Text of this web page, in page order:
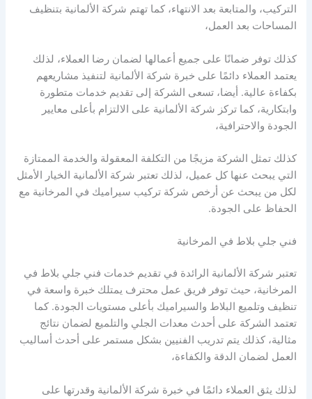
التركيب، والمتابعة بعد الانتهاء، كما تهتم شركة الألمانية بتنظيف
المساحات بعد العمل،
كذلك توفر ضمانًا على جميع أعمالها لضمان رضا العملاء، لذلك
يعتمد العملاء دائمًا على خبرة شركة الألمانية لتنفيذ مشاريعهم
بكفاءة عالية. أيضا، تسعى الشركة إلى تقديم خدمات متطورة
وابتكارية، كما تركز شركة الألمانية على الالتزام بأعلى معايير
الجودة والاحترافية،
كذلك تمثل الشركة مزيجًا من التكلفة المعقولة والخدمة الممتازة
التي يبحث عنها كل عميل، لذلك تعتبر شركة الألمانية الخيار الأمثل
لكل من يبحث عن أرخص شركة تركيب سيراميك في المرخانية مع
الحفاظ على الجودة.
فني جلي بلاط في المرخانية
تعتبر شركة الألمانية الرائدة في تقديم خدمات فني جلي بلاط في
المرخانية، حيث توفر فريق عمل محترف يمتلك خبرة واسعة في
تنظيف وتلميع البلاط والسيراميك بأعلى مستويات الجودة. كما
تعتمد الشركة على أحدث معدات الجلي والتلميع لضمان نتائج
مثالية، كذلك يتم تدريب الفنيين بشكل مستمر على أحدث أساليب
العمل لضمان الدقة والكفاءة،
لذلك يثق العملاء دائمًا في خبرة شركة الألمانية وقدرتها على